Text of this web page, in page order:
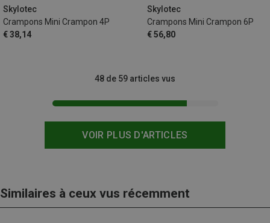
Skylotec
Crampons Mini Crampon 4P
€ 38,14
Skylotec
Crampons Mini Crampon 6P
€ 56,80
VOIR PLUS D'ARTICLES
48 de 59 articles vus
Similaires à ceux vus récemment